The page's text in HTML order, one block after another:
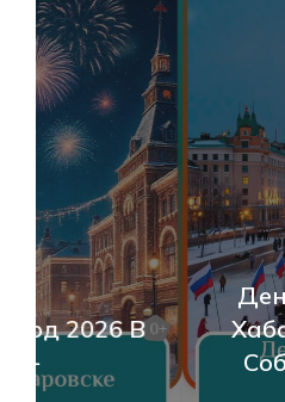
День
Хабаровске
События И